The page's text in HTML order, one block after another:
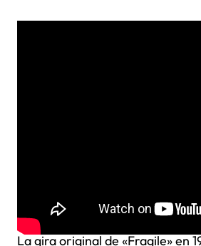
La gira original de «Fragile» en